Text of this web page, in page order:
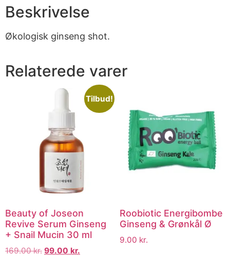
Beskrivelse
Økologisk ginseng shot.
Relaterede varer
Tilbud!
Beauty of Joseon
Revive Serum Ginseng
+ Snail Mucin 30 ml
169.00kr. 99.00 kr.
Roobiotic Energibombe
Ginseng & Grønkål Ø
9.00 kr.